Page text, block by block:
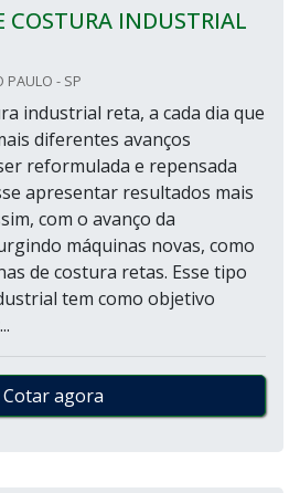
COSTURA INDUSTRIAL
PAULO - SP
industrial reta, a cada dia que
diferentes avanços
reformulada e repensada
apresentar resultados mais
com o avanço da
máquinas novas, como
de costura retas. Esse tipo
tem como objetivo
Cotar agora